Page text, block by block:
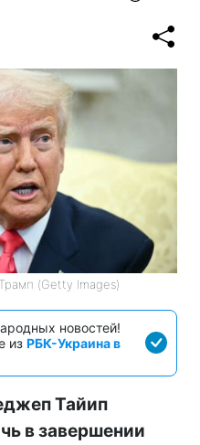
(Getty Images)
новостей!
из РБК-Украина в
Тайип
в завершении